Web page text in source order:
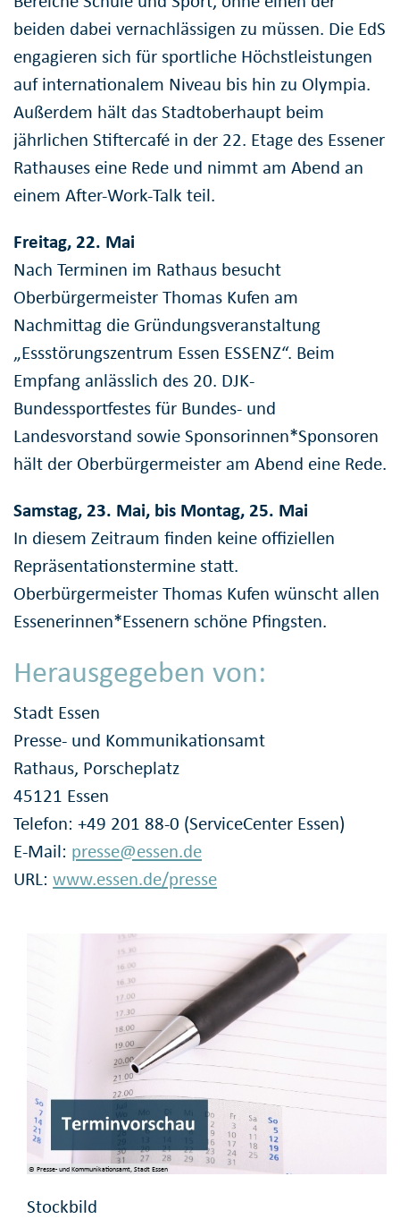
beiden dabei vernachlässigen zu müssen. Die EdS
engagieren sich für sportliche Höchstleistungen
auf internationalem Niveau bis hin zu Olympia.
Außerdem hält das Stadtoberhaupt beim
jährlichen Stiftercafé in der 22. Etage des Essener
Rathauses eine Rede und nimmt am Abend an
einem After-Work-Talk teil.
Freitag, 22. Mai
Nach Terminen im Rathaus besucht
Oberbürgermeister Thomas Kufen am
Nachmittag die Gründungsveranstaltung
„Essstörungszentrum Essen ESSENZ“. Beim
Empfang anlässlich des 20. DJK-
Bundessportfestes für Bundes- und
Landesvorstand sowie Sponsorinnen*Sponsoren
hält der Oberbürgermeister am Abend eine Rede.
Samstag, 23. Mai, bis Montag, 25. Mai
In diesem Zeitraum finden keine offiziellen
Repräsentationstermine statt.
Oberbürgermeister Thomas Kufen wünscht allen
Essenerinnen*Essenern schöne Pfingsten.
Herausgegeben von:
Stadt Essen
Presse- und Kommunikationsamt
Rathaus, Porscheplatz
45121 Essen
Telefon: +49 201 88-0 (ServiceCenter Essen)
E-Mail: presse@essen.de
URL: www.essen.de/presse
© Presse- und Kommunikationsamt, Stadt Essen
Stockbild